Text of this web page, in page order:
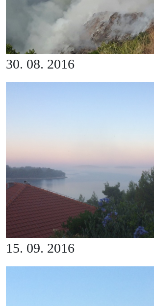
30. 08. 2016
15. 09. 2016